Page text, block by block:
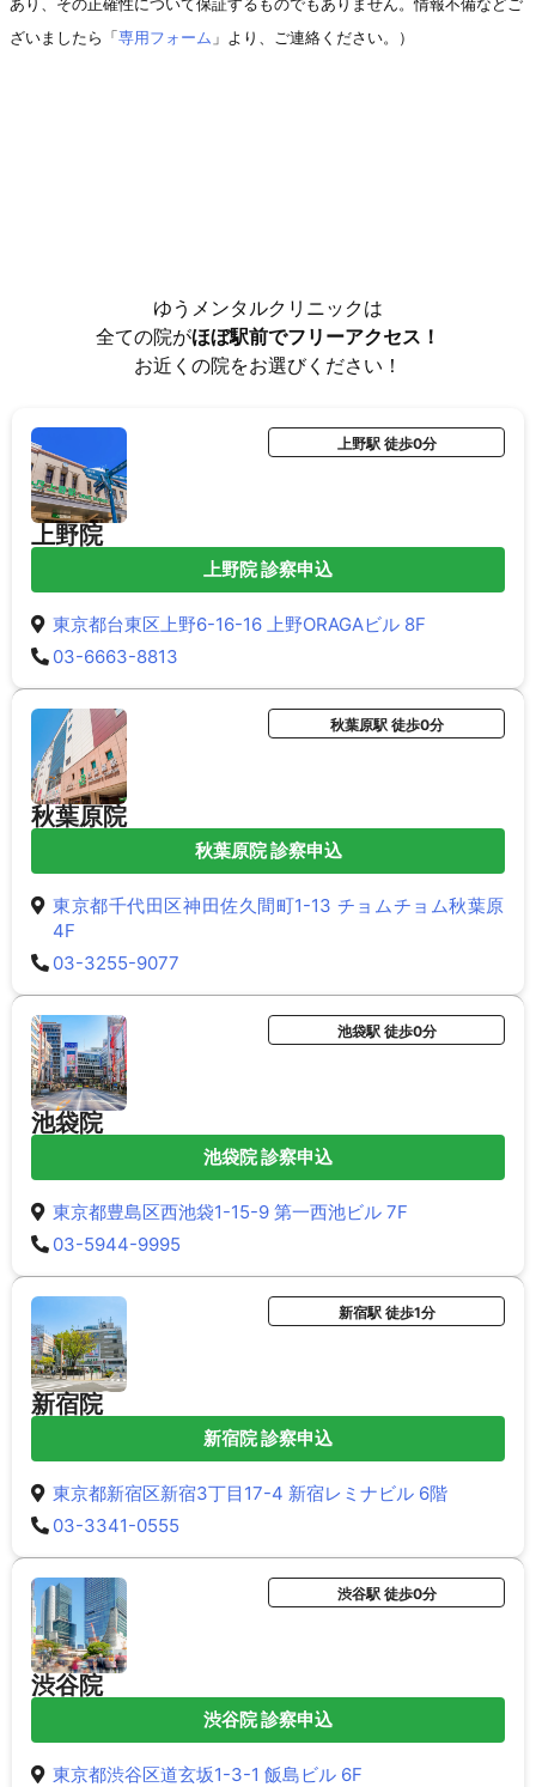
あり、その正確性について保証するものでもありません。情報不備などご
ざいましたら「専用フォーム 」より、ご連絡ください。）
ゆうメンタルクリニックは
全ての院がほぼ駅前でフリーアクセス！
お近くの院をお選びください！
上野院
上野駅 徒歩0分
上野院 診察申込
東京都台東区上野6-16-16 上野ORAGAビル 8F
03-6663-8813
秋葉原院
秋葉原駅 徒歩0分
秋葉原院 診察申込
東京都千代田区神田佐久間町1-13 チョムチョム秋葉原
4F
03-3255-9077
池袋院
池袋駅 徒歩0分
池袋院 診察申込
東京都豊島区西池袋1-15-9 第一西池ビル 7F
03-5944-9995
新宿院
新宿駅 徒歩1分
新宿院 診察申込
東京都新宿区新宿3丁目17-4 新宿レミナビル 6階
03-3341-0555
渋谷院
渋谷駅 徒歩0分
渋谷院 診察申込
東京都渋谷区道玄坂1-3-1 飯島ビル 6F